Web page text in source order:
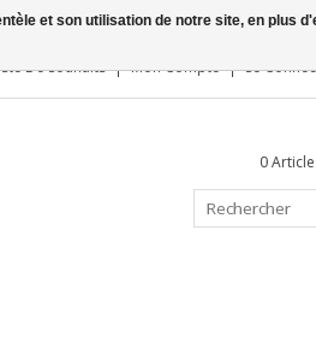
De Souhaits Mon Compte Se
0
et son utilisation de notre site, en plus